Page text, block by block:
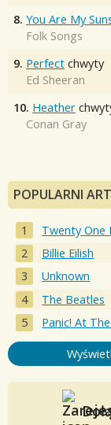
8. You Are My
Folk Songs
9. Perfect chwyty
Ed Sheeran
10. Heather
Conan Gray
POPULARNI
Twenty One
Billie Eilish
Unknown
The Beatles
Panic! At